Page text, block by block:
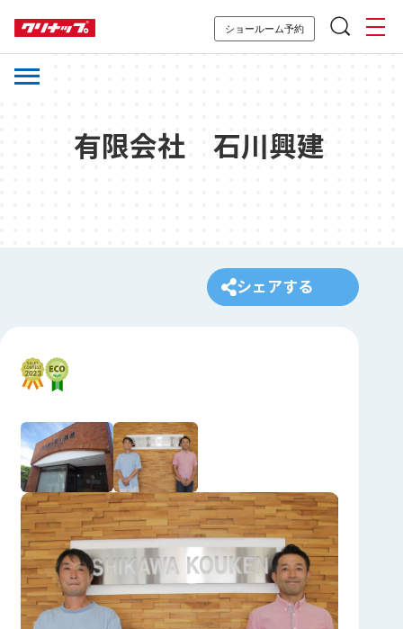
ショールーム予約
有限会社 石川興建
シェアする